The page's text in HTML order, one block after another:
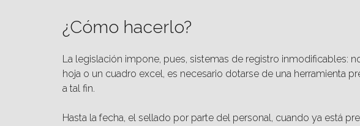
¿Cómo hacerlo?
La legislación impone, pues, sistemas de registro inmodificables:
hoja o un cuadro excel, es necesario dotarse de una herramienta
a tal fin.
Hasta la fecha, el sellado por parte del personal, cuando ya está